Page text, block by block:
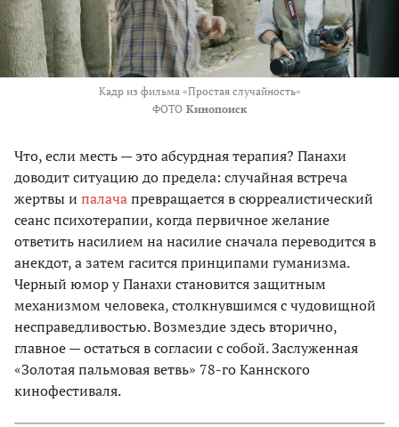
Кадр из фильма «Простая случайность»
ФОТО Кинопоиск
Что, если месть — это абсурдная терапия? Панахи
доводит ситуацию до предела: случайная встреча
жертвы и палачапревращается в сюрреалистический
сеанс психотерапии, когда первичное желание
ответить насилием на насилие сначала переводится в
анекдот, а затем гасится принципами гуманизма.
Черный юмор у Панахи становится защитным
механизмом человека, столкнувшимся с чудовищной
несправедливостью. Возмездие здесь вторично,
главное — остаться в согласии с собой. Заслуженная
«Золотая пальмовая ветвь» 78-го Каннского
кинофестиваля.